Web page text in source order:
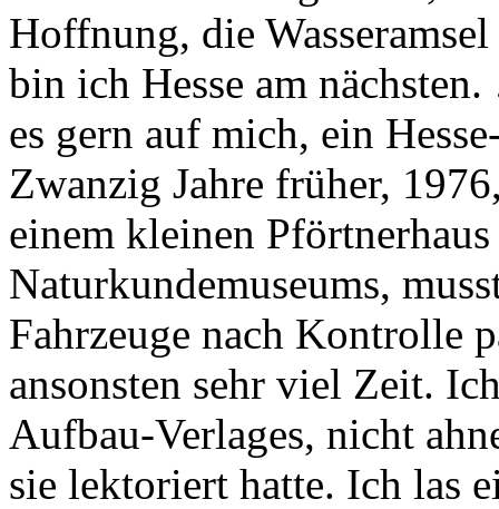
Hoffnung, die
bin ich Hesse am
es gern auf mich, ein
Zwanzig Jahre früher,
einem kleinen
Naturkundemuseums,
Fahrzeuge nach Kontrolle
ansonsten sehr viel Zeit.
Aufbau-Verlages, nicht
sie lektoriert hatte. Ich las